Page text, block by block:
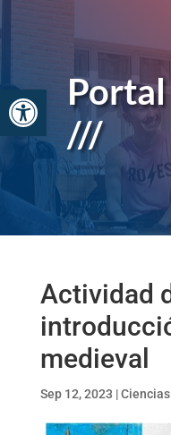
Abrir barra de
///
Actividad
medieval
Sep 12, 2023 |